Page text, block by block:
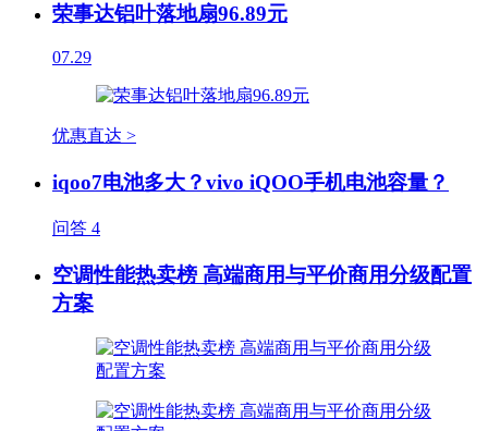
荣事达铝叶落地扇96.89元
07.29
优惠直达 >
iqoo7电池多大？vivo iQOO手机电池容量？
问答 4
空调性能热卖榜 高端商用与平价商用分级配置
方案